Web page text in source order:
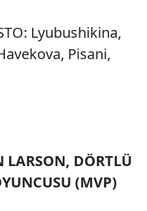
Lyubushikina,
Pisani,
LARSON, DÖRTLÜ
(MVP)